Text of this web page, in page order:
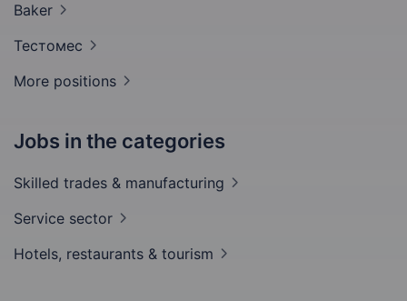
Baker
Тестомес
More positions
Jobs in the categories
Skilled trades & manufacturing
Service sector
Hotels, restaurants & tourism